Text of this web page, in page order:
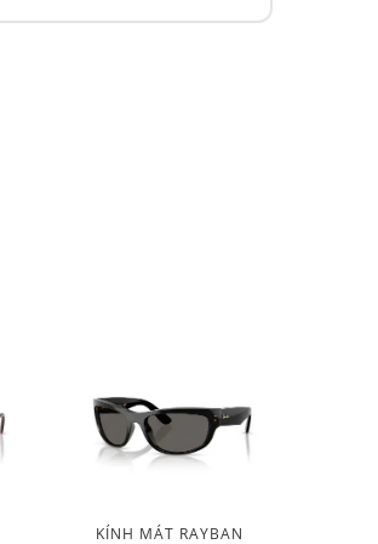
KÍNH MÁT RAYBAN